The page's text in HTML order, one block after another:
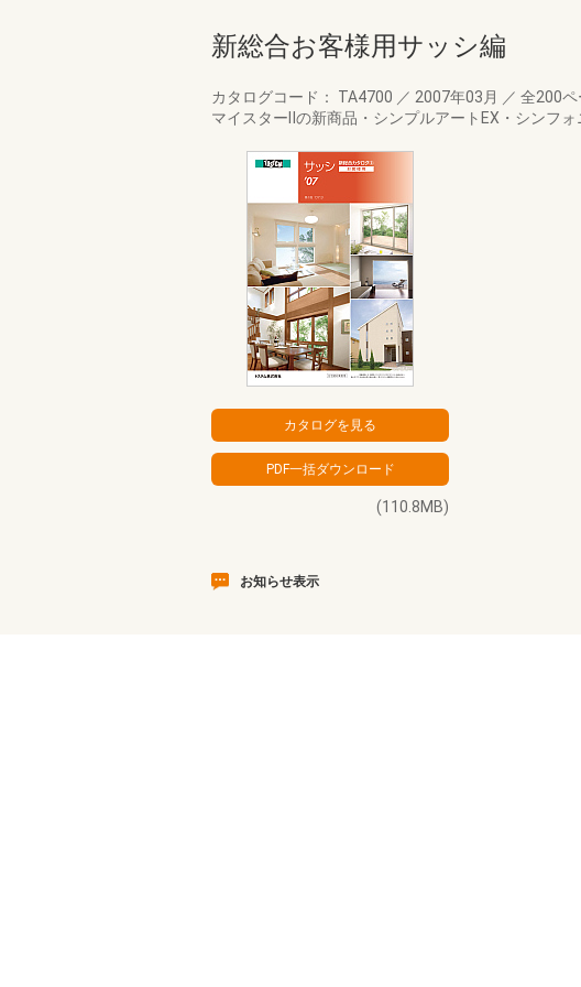
新総合お客様用サッシ編
カタログコード： TA4700 ／ 2007年03月 ／ 全200ペ
マイスターⅡの新商品・シンプルアートEX・シンフ
(110.8MB)
お知らせ表示